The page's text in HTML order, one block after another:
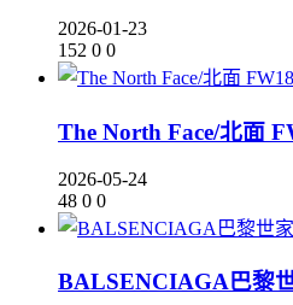
2026-01-23
152 0 0
The North Face/北面
2026-05-24
48 0 0
BALSENCIAGA巴黎